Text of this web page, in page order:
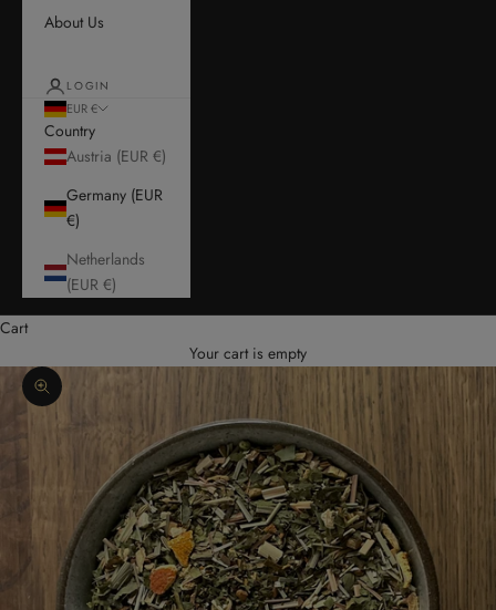
About Us
LOGIN
EUR €
Country
Austria (EUR €)
Germany (EUR
€)
Netherlands
(EUR €)
Cart
Your cart is empty
Zoom picture